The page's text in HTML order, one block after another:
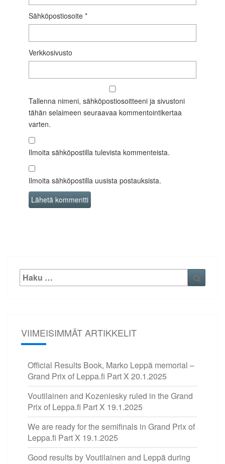
Sähköpostiosoite *
Verkkosivusto
Tallenna nimeni, sähköpostiosoitteeni ja sivustoni
tähän selaimeen seuraavaa kommentointikertaa
varten.
Ilmoita sähköpostilla tulevista kommenteista.
Ilmoita sähköpostilla uusista postauksista.
Etsi:
VIIMEISIMMÄT ARTIKKELIT
Official Results Book, Marko Leppä memorial –
Grand Prix of Leppa.fi Part X 20.1.2025
Voutilainen and Kozeniesky ruled in the Grand
Prix of Leppa.fi Part X 19.1.2025
We are ready for the semifinals in Grand Prix of
Leppa.fi Part X 19.1.2025
Good results by Voutilainen and Leppä during